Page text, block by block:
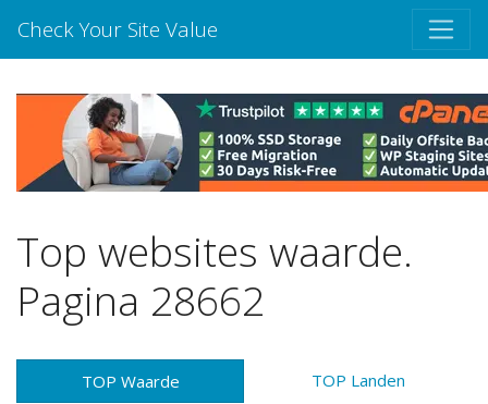
Check Your Site Value
Top websites waarde.
Pagina 28662
TOP Waarde TOP Landen